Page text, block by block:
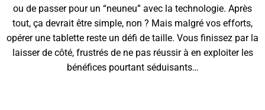
ou de passer pour un “neuneu” avec la technologie. Après
tout, ça devrait être simple, non ? Mais malgré vos efforts,
opérer une tablette reste un défi de taille. Vous finissez par la
laisser de côté, frustrés de ne pas réussir à en exploiter les
bénéfices pourtant séduisants…